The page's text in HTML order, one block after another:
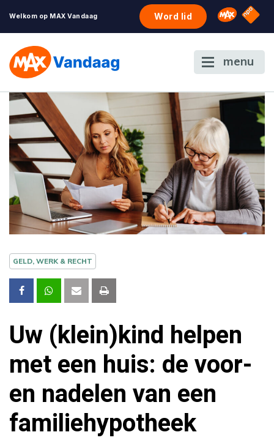
Welkom op MAX Vandaag Word lid Omroep
NPO
menu
GELD, WERK & RECHT
Uw (klein)kind helpen
met een huis: de voor-
en nadelen van een
familiehypotheek